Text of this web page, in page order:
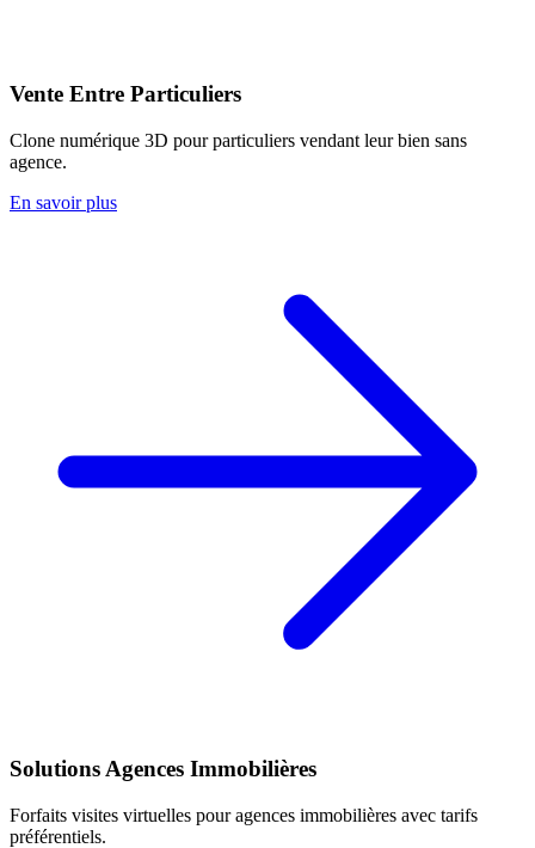
Vente Entre Particuliers
Clone numérique 3D pour particuliers vendant leur bien sans
agence.
En savoir plus
Solutions Agences Immobilières
Forfaits visites virtuelles pour agences immobilières avec tarifs
préférentiels.